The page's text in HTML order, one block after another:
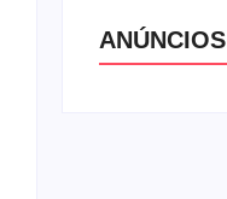
ANÚNCIOS